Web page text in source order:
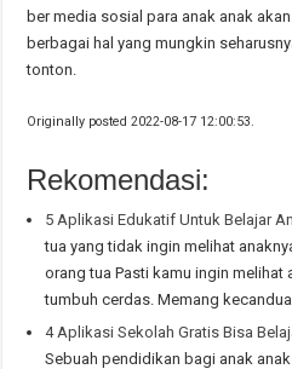
ber media sosial para anak anak
berbagai hal yang mungkin
tonton.
Originally posted 2022-08-17 12:00:53.
Rekomendasi:
5 Aplikasi Edukatif Untuk Belajar
tua yang tidak ingin melihat
orang tua Pasti kamu ingin melihat
tumbuh cerdas. Memang
4 Aplikasi Sekolah Gratis Bisa
Sebuah pendidikan bagi anak